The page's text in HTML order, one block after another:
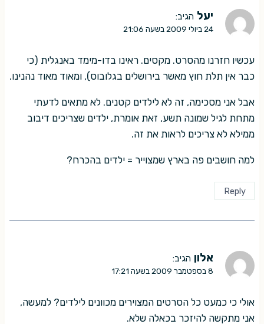
יעל הגיב:
24 ביולי 2009 בשעה 21:06
עכשיו חזרנו מהסרט. מקסים. ראינו בדו-מימד באנגלית (כי
כבר אין תלת חוץ מאשר בירושלים בגלובוס), ומאוד מאוד נהנינו.
אבל אני מסכימה, זה לא לילדים קטנים. לא מתאים לדעתי
מתחת לגיל שמונה תשע, זאת אומרת, ילדים שצריכים דיבוב
ממילא לא צריכים לראות את זה.
למה חושבים פה בארץ שמצוייר = ילדים בהכרח?
Reply
אלון הגיב:
8 בספטמבר 2009 בשעה 17:21
אולי כי כמעט כל הסרטים המצוירים מכוונים לילדים? למעשה,
אני מתקשה להיזכר בכאלה שלא.